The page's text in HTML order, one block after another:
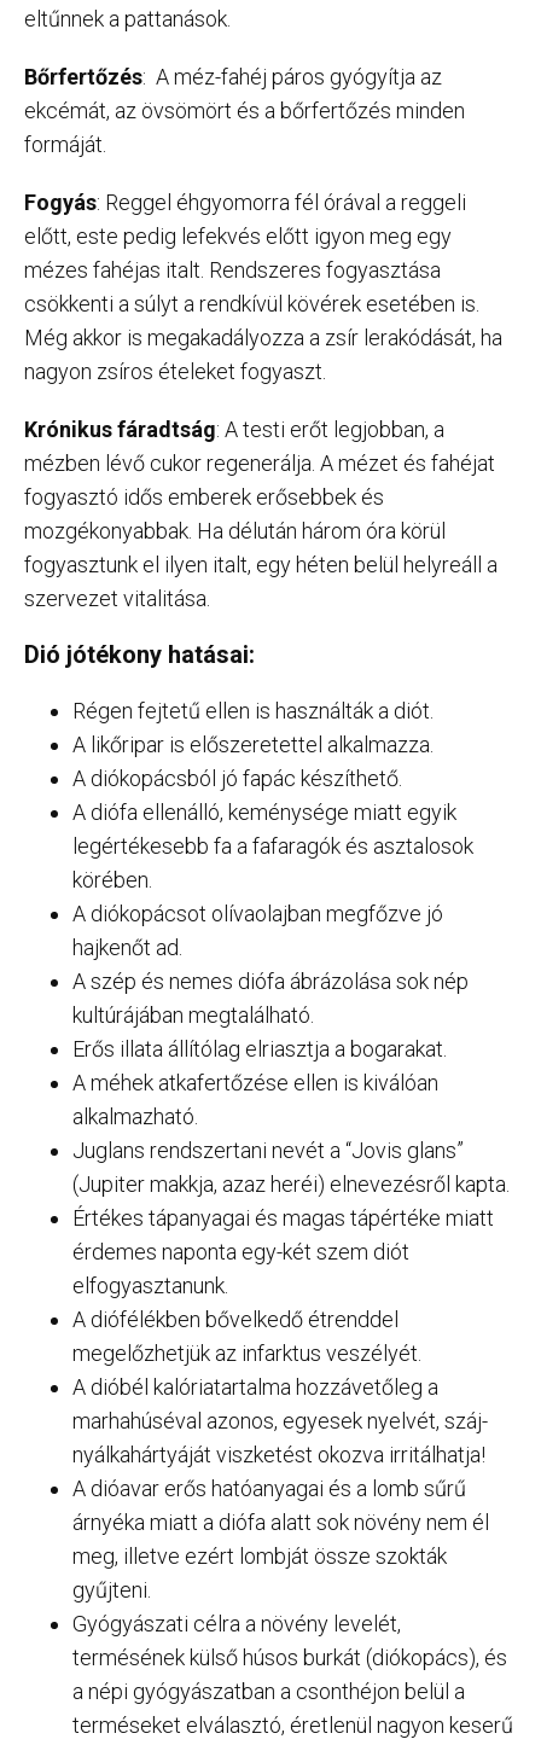
eltűnnek a pattanások.
Bőrfertőzés: A méz-fahéj páros gyógyítja az
ekcémát, az övsömört és a bőrfertőzés minden
formáját.
Fogyás: Reggel éhgyomorra fél órával a reggeli
előtt, este pedig lefekvés előtt igyon meg egy
mézes fahéjas italt. Rendszeres fogyasztása
csökkenti a súlyt a rendkívül kövérek esetében is.
Még akkor is megakadályozza a zsír lerakódását, ha
nagyon zsíros ételeket fogyaszt.
Krónikus fáradtság: A testi erőt legjobban, a
mézben lévő cukor regenerálja. A mézet és fahéjat
fogyasztó idős emberek erősebbek és
mozgékonyabbak. Ha délután három óra körül
fogyasztunk el ilyen italt, egy héten belül helyreáll a
szervezet vitalitása.
Dió jótékony hatásai:
Régen fejtetű ellen is használták a diót.
A likőripar is előszeretettel alkalmazza.
A diókopácsból jó fapác készíthető.
A diófa ellenálló, keménysége miatt egyik
legértékesebb fa a fafaragók és asztalosok
körében.
A diókopácsot olívaolajban megfőzve jó
hajkenőt ad.
A szép és nemes diófa ábrázolása sok nép
kultúrájában megtalálható.
Erős illata állítólag elriasztja a bogarakat.
A méhek atkafertőzése ellen is kiválóan
alkalmazható.
Juglans rendszertani nevét a “Jovis glans”
(Jupiter makkja, azaz heréi) elnevezésről kapta.
Értékes tápanyagai és magas tápértéke miatt
érdemes naponta egy-két szem diót
elfogyasztanunk.
A diófélékben bővelkedő étrenddel
megelőzhetjük az infarktus veszélyét.
A dióbél kalóriatartalma hozzávetőleg a
marhahúséval azonos, egyesek nyelvét, száj-
nyálkahártyáját viszketést okozva irritálhatja!
A dióavar erős hatóanyagai és a lomb sűrű
árnyéka miatt a diófa alatt sok növény nem él
meg, illetve ezért lombját össze szokták
gyűjteni.
Gyógyászati célra a növény levelét,
termésének külső húsos burkát (diókopács), és
a népi gyógyászatban a csonthéjon belül a
terméseket elválasztó, éretlenül nagyon keserű